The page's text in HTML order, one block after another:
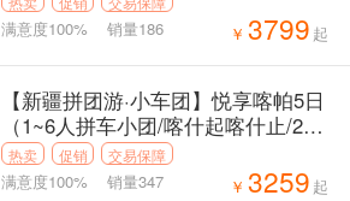
钻酒店/高品质纯玩无购物）线路编
满意度100% 销量186 ￥ 3799 起
【新疆拼团游·小车团】悦享喀帕5日
（1~6人拼车小团/喀什起喀什止/24
小时接送站/7座商务车/4钻酒店/高品
质纯玩无购物）产品编号：11562
热卖 促销 交易保障
满意度100% 销量347 ￥ 3259 起